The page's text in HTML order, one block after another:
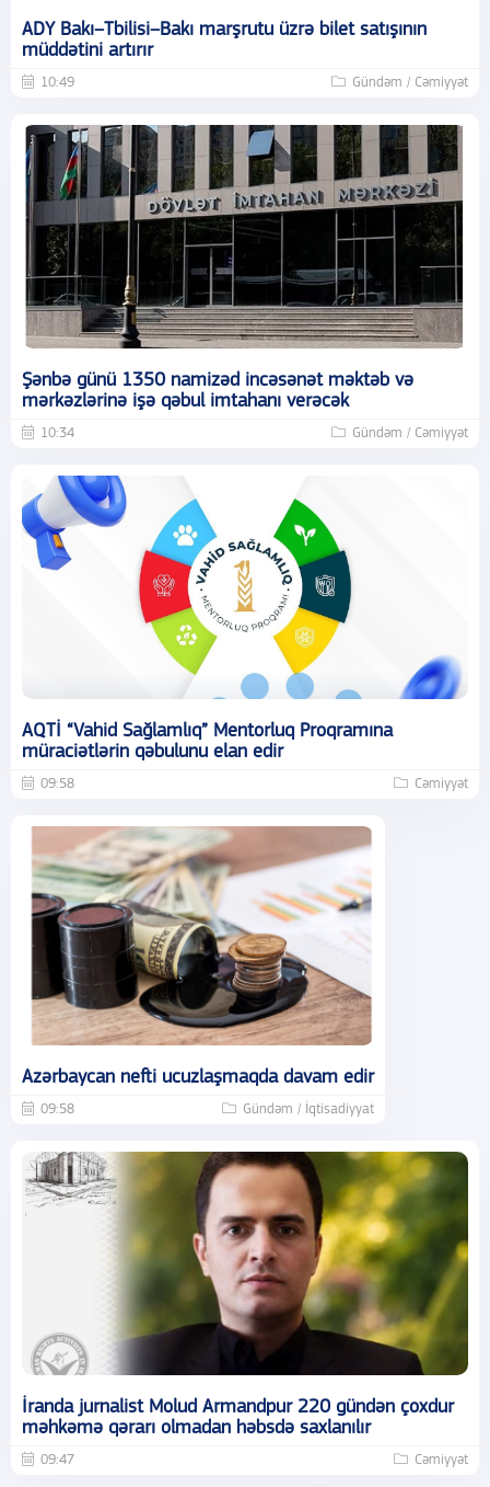
ADY Bakı–Tbilisi–Bakı marşrutu üzrə bilet satışının
müddətini artırır
10:49 Gündəm / Cəmiyyət
Şənbə günü 1350 namizəd incəsənət məktəb və
mərkəzlərinə işə qəbul imtahanı verəcək
10:34 Gündəm / Cəmiyyət
AQTİ “Vahid Sağlamlıq” Mentorluq Proqramına
müraciətlərin qəbulunu elan edir
09:58 Cəmiyyət
Azərbaycan nefti ucuzlaşmaqda davam edir
09:58 Gündəm / İqtisadiyyat
İranda jurnalist Molud Armandpur 220 gündən çoxdur
məhkəmə qərarı olmadan həbsdə saxlanılır
09:47 Cəmiyyət